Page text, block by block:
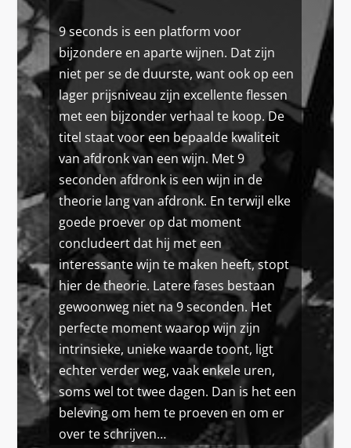
9 seconds is een platform voor
bijzondere en aparte wijnen. Dat zijn
niet per se de duurste, want ook op een
lager prijsniveau zijn excellente flessen
met een bijzonder verhaal te koop. De
titel staat voor een bepaalde kwaliteit
van afdronk van een wijn. Met 9
seconden afdronk is een wijn in de
theorie lang van afdronk. En terwijl elke
goede proever op dat moment
concludeert dat hij met een
interessante wijn te maken heeft, stopt
hier de theorie. Latere fases bestaan
gewoonweg niet na 9 seconden. Het
perfecte moment waarop wijn zijn
intrinsieke, unieke waarde toont, ligt
echter verder weg, vaak enkele uren,
soms wel tot twee dagen. Dan is het een
beleving om hem te proeven en om er
over te schrijven…